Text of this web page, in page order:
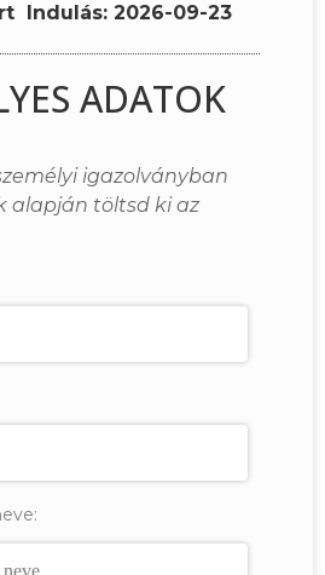
Indulás: 2026-09-23
ADATOK
igazolványban
alapján töltsd ki az